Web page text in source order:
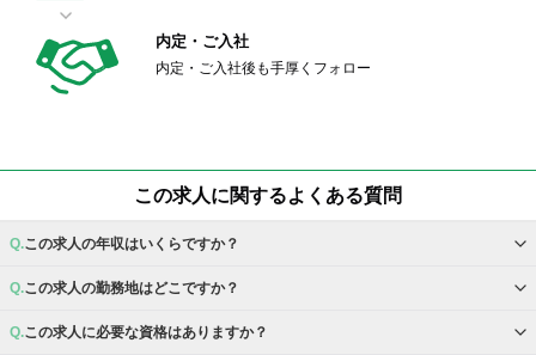
内定・ご入社
内定・ご入社後も手厚くフォロー
この求人に関するよくある質問
この求人の年収はいくらですか？
この求人の勤務地はどこですか？
この求人に必要な資格はありますか？